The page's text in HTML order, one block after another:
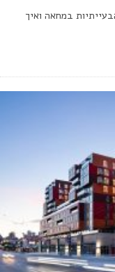
במחאה ואיך